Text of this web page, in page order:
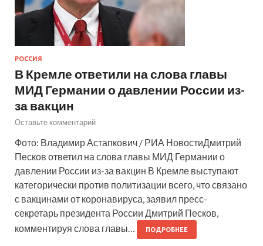
РОССИЯ
В Кремле ответили на слова главы
МИД Германии о давлении России из-
за вакцин
Оставьте комментарий
Фото: Владимир Астапкович / РИА НовостиДмитрий
Песков ответил на слова главы МИД Германии о
давлении России из-за вакцин В Кремле выступают
категорически против политизации всего, что связано
с вакцинами от коронавируса, заявил пресс-
секретарь президента России Дмитрий Песков,
комментируя слова главы…
ПОДРОБНЕЕ